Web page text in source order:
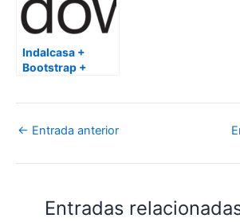
Indalcasa +
Bootstrap +
← Entrada anterior
Entradas